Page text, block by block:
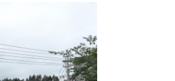
층을 통해 열 전도성을 차단
일은 모두 표준화 된 설계
단 및 코너 조립, 그리고 현
수를 용이하게합니다.따라